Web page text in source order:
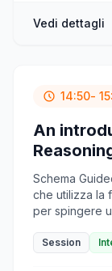
Vedi dettagli
14:50-
An
Schema
che utilizza la
per spingere
esempi
Session